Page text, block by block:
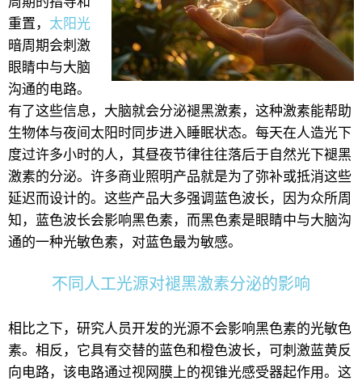
重置， 太阳光
暗周期会刺激
眼睛中与大脑
沟通的电路。
有了这些信息，大脑就会分泌褪黑激素，这种激素能帮助
生物体与夜间太阳时同步进入睡眠状态。每天在人造光下
度过许多小时的人，其昼夜节律往往落后于自然光下褪黑
激素的分泌。许多商业照明产品就是为了弥补或抵消这些
延迟而设计的。这些产品大多强调蓝色波长，因为众所周
知，蓝色波长会影响黑色素，而黑色素是眼睛中与大脑沟
通的一种光敏色素，对蓝色最为敏感。
不同人工光源对褪黑激素分泌的影响
相比之下，研究人员开发的光源不会影响黑色素的光敏色
素。相反，它具有交替的蓝色和橙色波长，可刺激蓝黄反
向电路，该电路通过视网膜上的视锥光感受器起作用。这